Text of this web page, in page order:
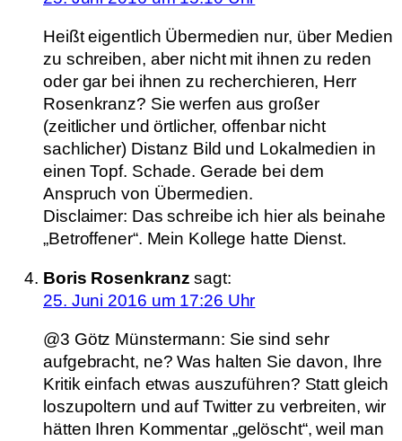
Heißt eigentlich Übermedien nur, über Medien
zu schreiben, aber nicht mit ihnen zu reden
oder gar bei ihnen zu recherchieren, Herr
Rosenkranz? Sie werfen aus großer
(zeitlicher und örtlicher, offenbar nicht
sachlicher) Distanz Bild und Lokalmedien in
einen Topf. Schade. Gerade bei dem
Anspruch von Übermedien.
Disclaimer: Das schreibe ich hier als beinahe
„Betroffener“. Mein Kollege hatte Dienst.
Boris Rosenkranz sagt:
25. Juni 2016 um 17:26 Uhr
@3 Götz Münstermann: Sie sind sehr
aufgebracht, ne? Was halten Sie davon, Ihre
Kritik einfach etwas auszuführen? Statt gleich
loszupoltern und auf Twitter zu verbreiten, wir
hätten Ihren Kommentar „gelöscht“, weil man